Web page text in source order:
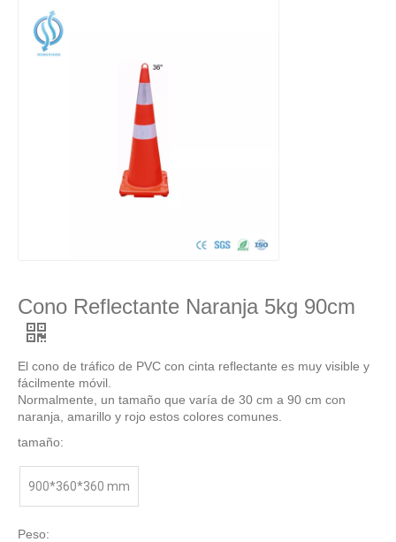
Cono Reflectante Naranja 5kg 90cm
El cono de tráfico de PVC con cinta reflectante es muy visible y
fácilmente móvil.
Normalmente, un tamaño que varía de 30 cm a 90 cm con
naranja, amarillo y rojo estos colores comunes.
tamaño:
900*360*360 mm
Peso: